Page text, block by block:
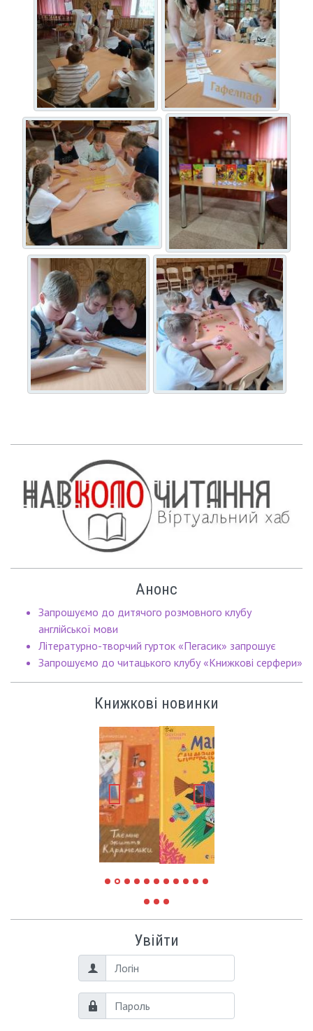
Анонс
Запрошуємо до дитячого розмовного клубу
англійської мови
Літературно-творчий гурток «Пегасик» запрошує
Запрошуємо до читацького клубу «Книжкові серфери»
Книжкові новинки
Увійти
Логін
Пароль